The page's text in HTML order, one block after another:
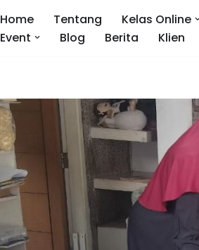
Home Tentang Kelas Online
Event
Blog Berita Klien